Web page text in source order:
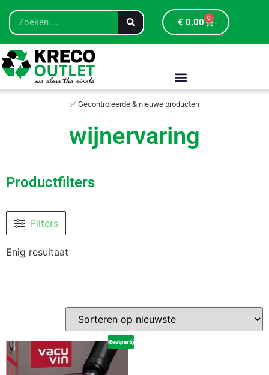
€ 0,00 0
✅ Gecontroleerde & nieuwe producten
wijnervaring
Productfilters
Filters
Enig resultaat
Restpartij